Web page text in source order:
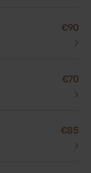
€90
›
€70
›
€85
›